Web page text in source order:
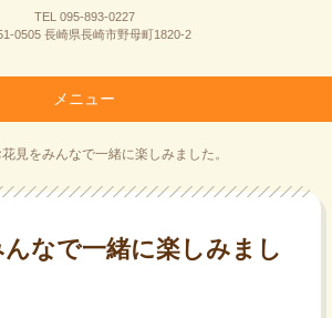
TEL 095-893-0227
0505 長崎県長崎市野母町1820-2
メニュー
花見をみんなで一緒に楽しみました。
なで一緒に楽しみまし